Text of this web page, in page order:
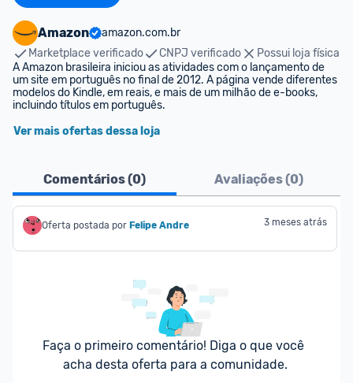
Amazon
amazon.com.br
Marketplace verificado
CNPJ verificado
Possui loja física
A Amazon brasileira iniciou as atividades com o lançamento de
um site em português no final de 2012. A página vende diferentes
modelos do Kindle, em reais, e mais de um milhão de e-books,
incluindo títulos em português.
Ver mais ofertas dessa loja
Comentários (0) Avaliações (0)
Oferta postada por Felipe Andre 3 meses atrás
Faça o primeiro comentário! Diga o que você
acha desta oferta para a comunidade.